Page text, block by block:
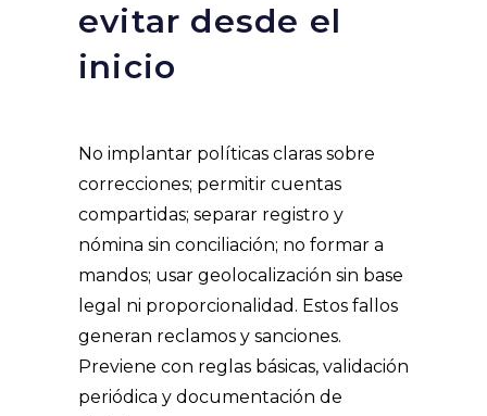
evitar desde el
inicio
No implantar políticas claras sobre
correcciones; permitir cuentas
compartidas; separar registro y
nómina sin conciliación; no formar a
mandos; usar geolocalización sin base
legal ni proporcionalidad. Estos fallos
generan reclamos y sanciones.
Previene con reglas básicas, validación
periódica y documentación de